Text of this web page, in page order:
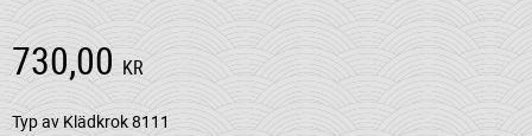
730,00 KR
Typ av Klädkrok 8111